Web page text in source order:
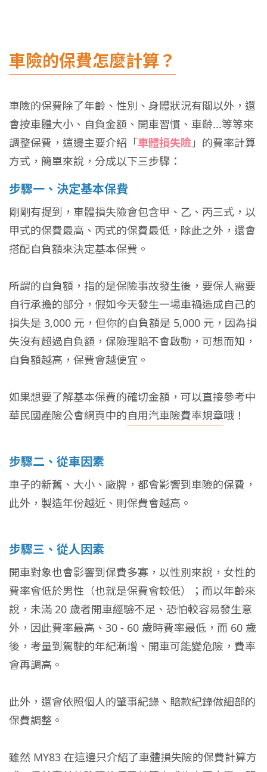
車險的保費怎麼計算？
車險的保費除了年齡、性別、身體狀況有關以外，還
會按車體大小、自負金額、開車習慣、車齡...等等來
調整保費，這邊主要介紹「車體損失險」的費率計算
方式，簡單來說，分成以下三步驟：
步驟一、決定基本保費
剛剛有提到，車體損失險會包含甲、乙、丙三式，以
甲式的保費最高、丙式的保費最低，除此之外，還會
搭配自負額來決定基本保費。
所謂的自負額，指的是保險事故發生後，要保人需要
自行承擔的部分，假如今天發生一場車禍造成自己的
損失是 3,000 元，但你的自負額是 5,000 元，因為損
失沒有超過自負額，保險理賠不會啟動，可想而知，
自負額越高，保費會越便宜。
如果想要了解基本保費的確切金額，可以直接參考中
華民國產險公會網頁中的自用汽車險費率規章哦！
步驟二、從車因素
車子的新舊、大小、廠牌，都會影響到車險的保費，
此外，製造年份越近、則保費會越高。
步驟三、從人因素
開車對象也會影響到保費多寡，以性別來說，女性的
費率會低於男性（也就是保費會較低）；而以年齡來
說，未滿 20 歲者開車經驗不足、恐怕較容易發生意
外，因此費率最高、30 - 60 歲時費率最低，而 60 歲
後，考量到駕駛的年紀漸增、開車可能變危險，費率
會再調高。
此外，還會依照個人的肇事紀錄、賠款紀錄做細部的
保費調整。
雖然 MY83 在這邊只介紹了車體損失險的保費計算方